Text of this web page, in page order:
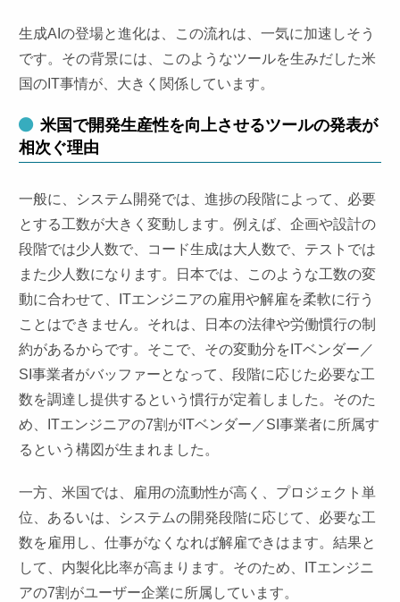
生成AIの登場と進化は、この流れは、一気に加速しそう
です。その背景には、このようなツールを生みだした米
国のIT事情が、大きく関係しています。
米国で開発生産性を向上させるツールの発表が
相次ぐ理由
一般に、システム開発では、進捗の段階によって、必要
とする工数が大きく変動します。例えば、企画や設計の
段階では少人数で、コード生成は大人数で、テストでは
また少人数になります。日本では、このような工数の変
動に合わせて、ITエンジニアの雇用や解雇を柔軟に行う
ことはできません。それは、日本の法律や労働慣行の制
約があるからです。そこで、その変動分をITベンダー／
SI事業者がバッファーとなって、段階に応じた必要な工
数を調達し提供するという慣行が定着しました。そのた
め、ITエンジニアの7割がITベンダー／SI事業者に所属す
るという構図が生まれました。
一方、米国では、雇用の流動性が高く、プロジェクト単
位、あるいは、システムの開発段階に応じて、必要な工
数を雇用し、仕事がなくなれば解雇できはます。結果と
して、内製化比率が高まります。そのため、ITエンジニ
アの7割がユーザー企業に所属しています。